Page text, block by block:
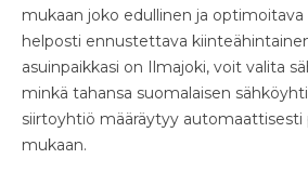
mukaan joko edullinen ja optimoitava
helposti ennustettava
asuinpaikkasi on Ilmajoki, voit valita
minkä tahansa suomalaisen
siirtoyhtiö määräytyy automaattisesti
mukaan.